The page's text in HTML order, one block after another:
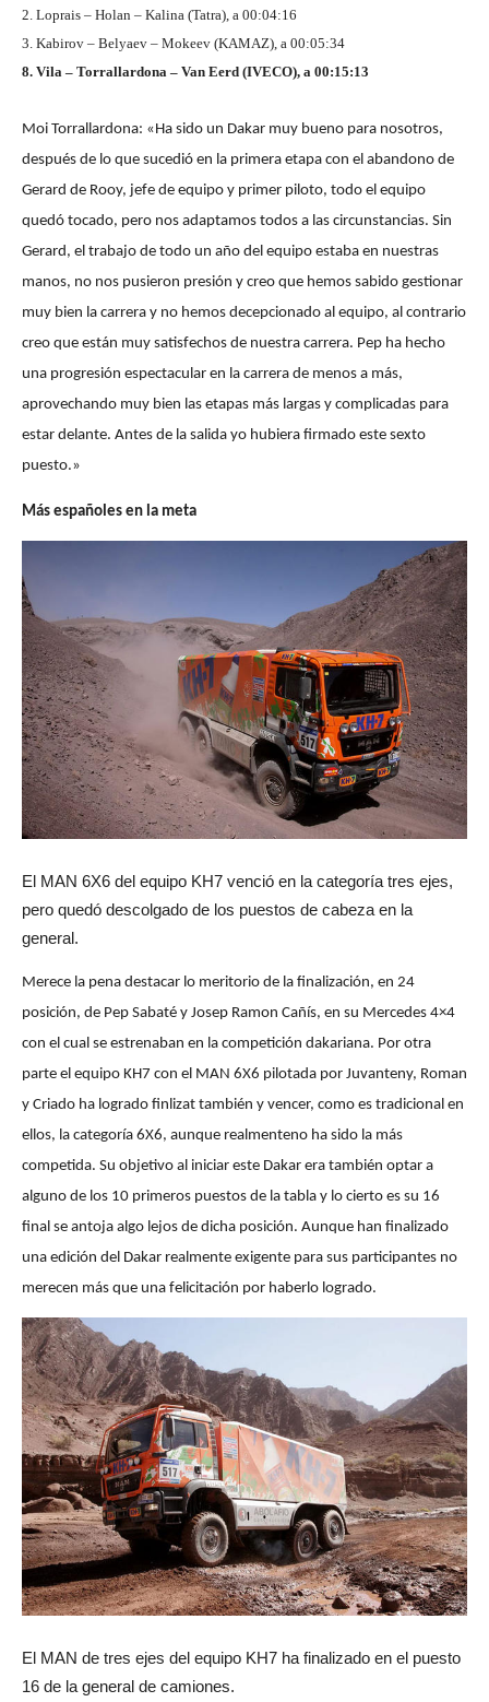
2. Loprais – Holan – Kalina (Tatra), a 00:04:16
3. Kabirov – Belyaev – Mokeev (KAMAZ), a 00:05:34
8. Vila – Torrallardona – Van Eerd (IVECO), a 00:15:13
Moi Torrallardona: «Ha sido un Dakar muy bueno para nosotros,
después de lo que sucedió en la primera etapa con el abandono de
Gerard de Rooy, jefe de equipo y primer piloto, todo el equipo
quedó tocado, pero nos adaptamos todos a las circunstancias. Sin
Gerard, el trabajo de todo un año del equipo estaba en nuestras
manos, no nos pusieron presión y creo que hemos sabido gestionar
muy bien la carrera y no hemos decepcionado al equipo, al contrario
creo que están muy satisfechos de nuestra carrera. Pep ha hecho
una progresión espectacular en la carrera de menos a más,
aprovechando muy bien las etapas más largas y complicadas para
estar delante. Antes de la salida yo hubiera firmado este sexto
puesto.»
Más españoles en la meta
El MAN 6X6 del equipo KH7 venció en la categoría tres ejes,
pero quedó descolgado de los puestos de cabeza en la
general.
Merece la pena destacar lo meritorio de la finalización, en 24
posición, de Pep Sabaté y Josep Ramon Cañís, en su Mercedes 4×4
con el cual se estrenaban en la competición dakariana. Por otra
parte el equipo KH7 con el MAN 6X6 pilotada por Juvanteny, Roman
y Criado ha logrado finlizat también y vencer, como es tradicional en
ellos, la categoría 6X6, aunque realmenteno ha sido la más
competida. Su objetivo al iniciar este Dakar era también optar a
alguno de los 10 primeros puestos de la tabla y lo cierto es su 16
final se antoja algo lejos de dicha posición. Aunque han finalizado
una edición del Dakar realmente exigente para sus participantes no
merecen más que una felicitación por haberlo logrado.
El MAN de tres ejes del equipo KH7 ha finalizado en el puesto
16 de la general de camiones.